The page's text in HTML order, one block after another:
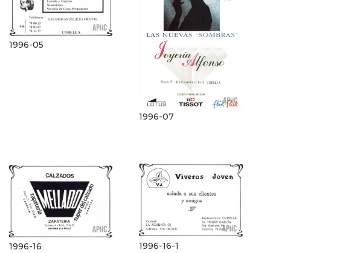
1996-05
1996-07
1996-16 1996-16-1